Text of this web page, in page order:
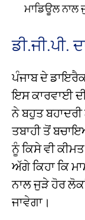
ਮਾਡਿਊਲ ਨਾਲ
ਡੀ.ਜੀ.ਪੀ.
ਪੰਜਾਬ ਦੇ
ਇਸ ਕਾਰਵਾਈ
ਨੇ ਬਹੁਤ
ਤਬਾਹੀ ਤੋਂ
ਨੂੰ ਕਿਸੇ ਵੀ
ਅੱਗੇ ਕਿਹਾ ਕਿ
ਨਾਲ ਜੁੜੇ ਹੋਰ
ਜਾਵੇਗਾ।